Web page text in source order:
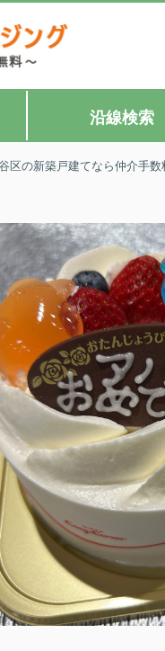
沿線検索
区の新築戸建てなら仲介手